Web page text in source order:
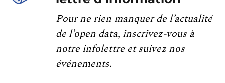
Pour ne rien manquer de l’actualité
de l’open data, inscrivez-vous à
notre infolettre et suivez nos
événements.